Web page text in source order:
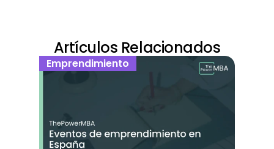
Artículos Relacionados
Emprendimiento